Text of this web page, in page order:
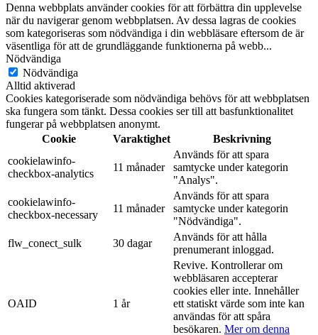
Denna webbplats använder cookies för att förbättra din upplevelse
när du navigerar genom webbplatsen. Av dessa lagras de cookies
som kategoriseras som nödvändiga i din webbläsare eftersom de är
väsentliga för att de grundläggande funktionerna på webb...
Nödvändiga
Nödvändiga
Alltid aktiverad
Cookies kategoriserade som nödvändiga behövs för att webbplatsen
ska fungera som tänkt. Dessa cookies ser till att basfunktionalitet
fungerar på webbplatsen anonymt.
Cookie
Varaktighet
Beskrivning
cookielawinfo-
checkbox-analytics
11 månader
Används för att spara
samtycke under kategorin
"Analys".
cookielawinfo-
checkbox-necessary
11 månader
Används för att spara
samtycke under kategorin
"Nödvändiga".
flw_conect_sulk
30 dagar
Används för att hålla
prenumerant inloggad.
OAID 1 år
Revive. Kontrollerar om
webbläsaren accepterar
cookies eller inte. Innehåller
ett statiskt värde som inte kan
användas för att spåra
besökaren. Mer om denna